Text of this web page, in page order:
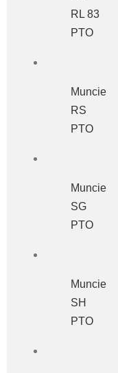
RL 83
PTO
Muncie
RS
PTO
Muncie
SG
PTO
Muncie
SH
PTO